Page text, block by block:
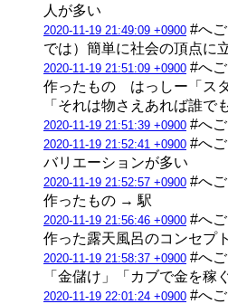
人が多い
2020-11-19 21:49:09 +0900 #へ
では）簡単に社会の頂点に
2020-11-19 21:51:09 +0900 #へ
作ったもの はっしー「ス
「それは物さえあれば誰で
2020-11-19 21:51:39 +0900 #へ
2020-11-19 21:52:41 +0900 #へ
バリエーションが多い
2020-11-19 21:52:57 +0900 #へ
作ったもの → 駅
2020-11-19 21:56:46 +0900 #へ
作った露天風呂のコンセプ
2020-11-19 21:58:37 +0900 #へ
「金儲け」「カブで金を稼ぐ
2020-11-19 22:01:24 +0900 #へ